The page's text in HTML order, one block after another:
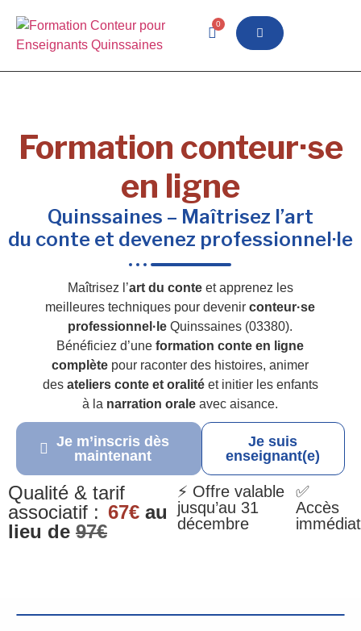
0
Formation conteur·se
en ligne
Quinssaines – Maîtrisez l’art
du conte et devenez professionnel·le
Maîtrisez l’art du conteet apprenez les
meilleures techniques pour devenirconteur·se
professionnel·le Quinssaines (03380).
Bénéficiez d’uneformation conte en ligne
complète pour raconter des histoires, animer
des ateliers conte et oralitéet initier les enfants
à la narration orale avec aisance.
Je m’inscris dès
maintenant
Je suis
enseignant(e)
Qualité & tarif
associatif : 67€ au
lieu de 97€
⚡ Offre valable
jusqu’au 31
décembre
✅
Accès
immédiat